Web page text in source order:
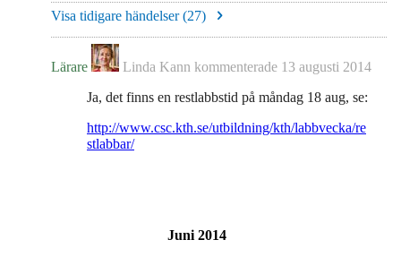
Visa tidigare händelser (27)
Lärare Linda Kann kommenterade 13 augusti 2014
Ja, det finns en restlabbstid på måndag 18 aug, se:
http://www.csc.kth.se/utbildning/kth/labbvecka/re
stlabbar/
Juni 2014